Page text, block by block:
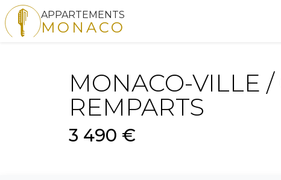
APPARTEMENTS
MONACO
MONACO-VILLE
REMPARTS
3 490 €